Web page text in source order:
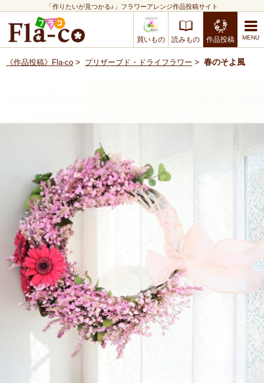
「作りたいが見つかる♪」フラワーアレンジ作品投稿サイト
買いもの 読みもの 作品投稿
《作品投稿》Fla-co > プリザーブド・ドライフラワー > 春のそよ風